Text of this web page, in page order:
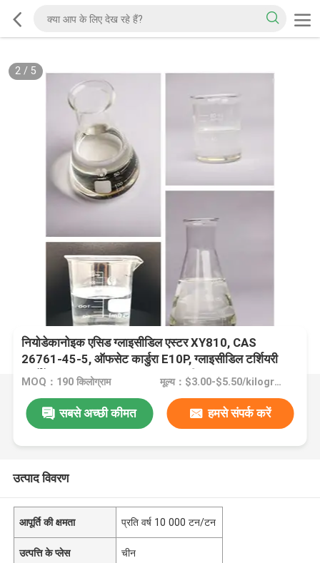
2/ 5
नियोडेकानोइक एसिड ग्लाइसीडिल एस्टर XY810, CAS
26761-45-5, ऑफसेट कार्डुरा E10P, ग्लाइसीडिल टर्शियरी
कार्बोनेट, EC संख्या 247-979-2, आणविक सूत्र C13H24O3,
2,3-एपॉक्सीप्रोपाइल नियोडेकानोएट
MOQ：190 किलोग्राम मूल्य：$3.00-$5.50/kilograms
सबसे अच्छी कीमत हमसे संपर्क करें
उत्पाद विवरण
आपूर्ति की क्षमता प्रति वर्ष 10 000 टन/टन
उत्पत्ति के प्लेस चीन